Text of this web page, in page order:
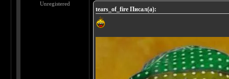
Unregistered
tears_of_fire Писал(а):